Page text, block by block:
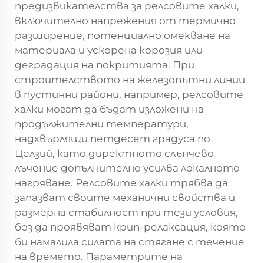
предизвикателства за релсовите халки,
включително напрежения от термично
разширение, потенциално омекване на
материала и ускорена корозия или
деградация на покритията. При
строителството на железопътни линии
в пустинни райони, например, релсовите
халки могат да бъдат изложени на
продължителни температури,
надхвърлящи петдесет градуса по
Целзий, като директното слънчево
лъчение допълнително усилва локалното
нагряване. Релсовите халки трябва да
запазват своите механични свойства и
размерна стабилност при тези условия,
без да проявяват крип-релаксация, която
би намалила силата на стягане с течение
на времето. Параметрите на